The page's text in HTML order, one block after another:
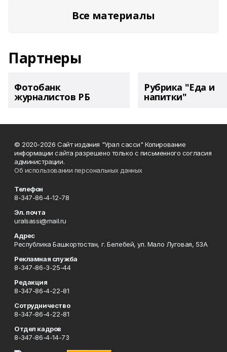
Все материалы
Партнеры
Фотобанк
журналистов РБ
Рубрика "Еда и
напитки"
© 2020-2026 Сайт издания "Урал сасси" Копирование
информации сайта разрешено только с письменного согласия
администрации.
Об использовании персональных данных
Телефон
8-347-86-4-12-78
Эл. почта
uralsassi@mail.ru
Адрес
Республика Башкортостан, г. Белебей, ул. Мало Луговая, 53А
Рекламная служба
8-347-86-3-25-44
Редакция
8-347-86-4-22-81
Сотрудничество
8-347-86-4-22-81
Отдел кадров
8-347-86-4-14-73